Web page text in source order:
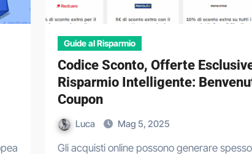
Guide al Risparmio
Codice Sconto, Offerte
Risparmio Intelligente:
Coupon
Luca Mag 5, 2025
Gli acquisti online possono generare spesso confusione